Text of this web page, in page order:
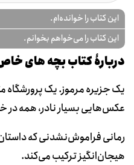
این کتاب را خوانده‌ام.
این کتاب را می‌خواهم بخوانم.
دربارۀ کتاب بچه های
یک جزیره مرموز. یک پرورشگاه
عکس‌هایی بسیار نادر، همه
رمانی فراموش‌نشدنی که
هیجان‌انگیز ترکیب می‌کند.